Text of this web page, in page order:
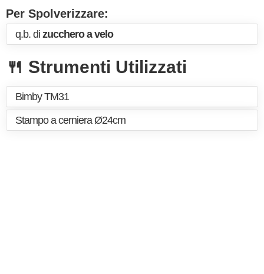
Per Spolverizzare:
q.b. di zucchero a velo
🍴 Strumenti Utilizzati
Bimby TM31
Stampo a cerniera Ø24cm